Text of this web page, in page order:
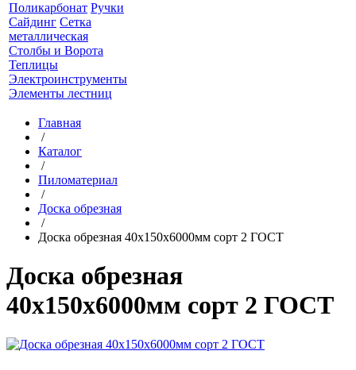
Поликарбонат Ручки
Сайдинг Сетка
металлическая
Столбы и Ворота
Теплицы
Электроинструменты
Элементы лестниц
Главная
/
Каталог
/
Пиломатериал
/
Доска обрезная
/
Доска обрезная 40х150х6000мм сорт 2 ГОСТ
Доска обрезная
40х150х6000мм сорт 2 ГОСТ